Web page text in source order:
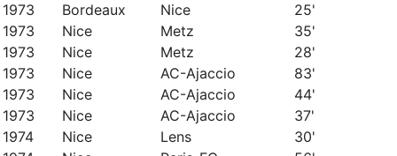
1973
Bordeaux Nice
25'
1973
Nice Metz
35'
1973
Nice Metz
28'
1973
Nice AC-Ajaccio
83'
1973
Nice AC-Ajaccio
44'
1973
Nice AC-Ajaccio
37'
1974
Nice Lens
30'